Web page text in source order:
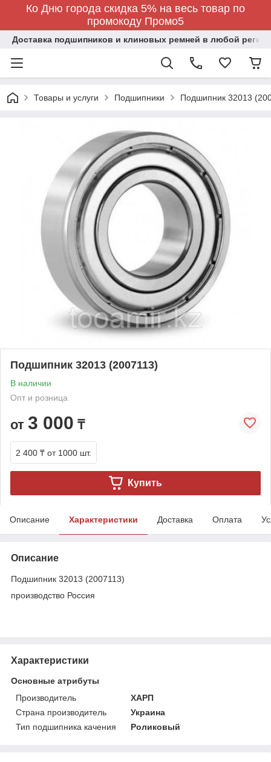
Ко Дню города скидка 5% на весь товар по
промокоду Промо5
Доставка подшипников и клиновых ремней в любой регион
Товары и услуги Подшипники Подшипник 32013
Подшипник 32013 (2007113)
В наличии
Опт и розница
от 3 000 ₸
2 400 ₸ от 1000 шт.
Купить
Описание Характеристики Доставка Оплата
Описание
Подшипник 32013 (2007113)
производство Россия
Характеристики
Основные атрибуты
Производитель
ХАРП
Страна производитель
Украина
Тип подшипника качения
Роликовый